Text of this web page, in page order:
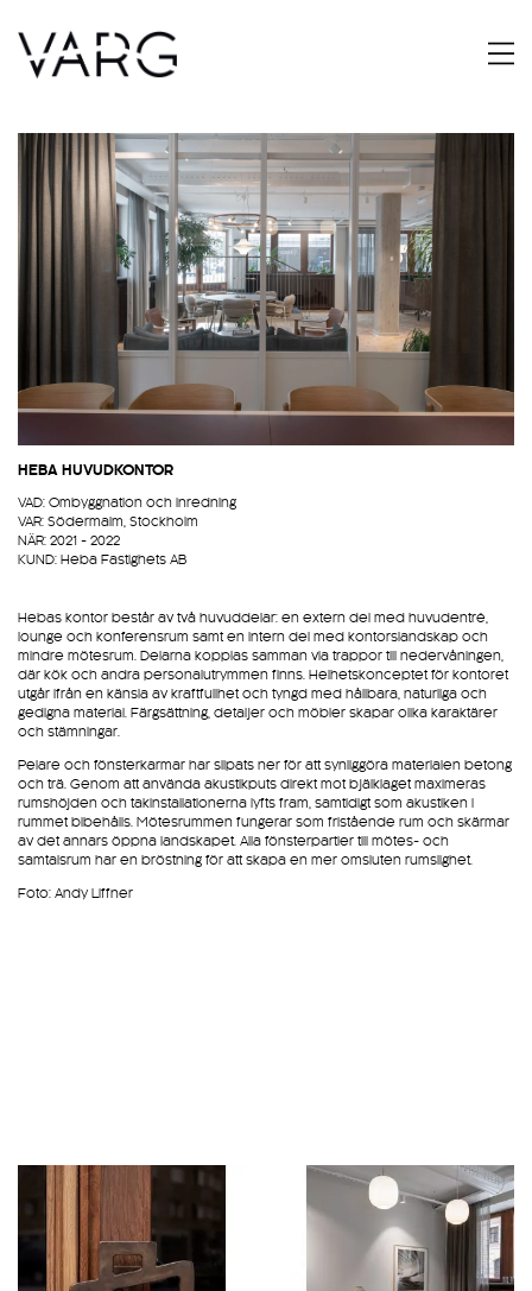
HEBA HUVUDKONTOR
VAD: Ombyggnation och inredning
VAR: Södermalm, Stockholm
NÄR: 2021 - 2022
KUND: Heba Fastighets AB
Hebas kontor består av två huvuddelar: en extern del med huvudentré,
lounge och konferensrum samt en intern del med kontorslandskap och
mindre mötesrum. Delarna kopplas samman via trappor till nedervåningen,
där kök och andra personalutrymmen finns. Helhetskonceptet för kontoret
utgår ifrån en känsla av kraftfullhet och tyngd med hållbara, naturliga och
gedigna material. Färgsättning, detaljer och möbler skapar olika karaktärer
och stämningar.
Pelare och fönsterkarmar har slipats ner för att synliggöra materialen betong
och trä. Genom att använda akustikputs direkt mot bjälklaget maximeras
rumshöjden och takinstallationerna lyfts fram, samtidigt som akustiken i
rummet bibehålls. Mötesrummen fungerar som fristående rum och skärmar
av det annars öppna landskapet. Alla fönsterpartier till mötes- och
samtalsrum har en bröstning för att skapa en mer omsluten rumslighet.
Foto: Andy Liffner